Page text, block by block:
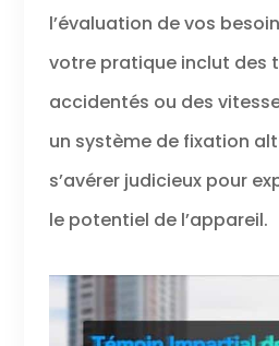
l’évaluation de vos
votre pratique inclut des
accidentés ou des
un système de fixation
s’avérer judicieux pour
le potentiel de l’appareil.